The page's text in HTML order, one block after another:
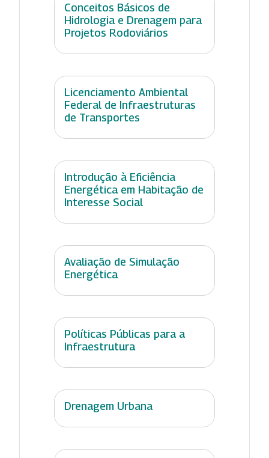
Conceitos Básicos de
Hidrologia e Drenagem para
Projetos Rodoviários
Licenciamento Ambiental
Federal de Infraestruturas
de Transportes
Introdução à Eficiência
Energética em Habitação de
Interesse Social
Avaliação de Simulação
Energética
Políticas Públicas para a
Infraestrutura
Drenagem Urbana